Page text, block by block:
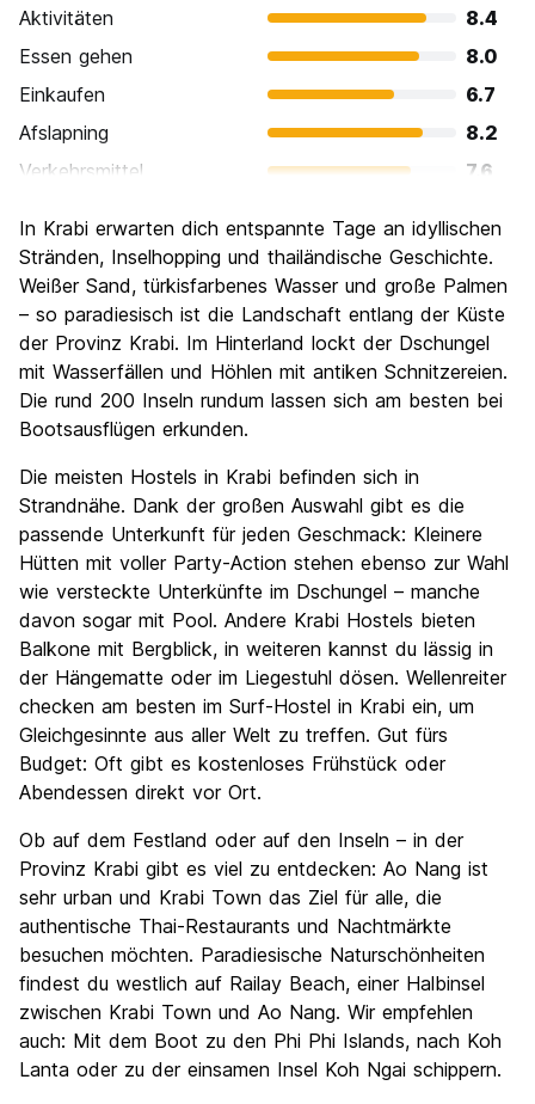
Aktivitäten
8.4
Essen gehen
8.0
Einkaufen
6.7
Afslapning
8.2
Verkehrsmittel
7.6
Kultur
6.9
Nachtleben / Party
6.4
Preis-Leistungsverhältnis
8.0
In Krabi erwarten dich entspannte Tage an idyllischen
Stränden, Inselhopping und thailändische Geschichte.
Weißer Sand, türkisfarbenes Wasser und große Palmen
– so paradiesisch ist die Landschaft entlang der Küste
der Provinz Krabi. Im Hinterland lockt der Dschungel
mit Wasserfällen und Höhlen mit antiken Schnitzereien.
Die rund 200 Inseln rundum lassen sich am besten bei
Bootsausflügen erkunden.
Die meisten Hostels in Krabi befinden sich in
Strandnähe. Dank der großen Auswahl gibt es die
passende Unterkunft für jeden Geschmack: Kleinere
Hütten mit voller Party-Action stehen ebenso zur Wahl
wie versteckte Unterkünfte im Dschungel – manche
davon sogar mit Pool. Andere Krabi Hostels bieten
Balkone mit Bergblick, in weiteren kannst du lässig in
der Hängematte oder im Liegestuhl dösen. Wellenreiter
checken am besten im Surf-Hostel in Krabi ein, um
Gleichgesinnte aus aller Welt zu treffen. Gut fürs
Budget: Oft gibt es kostenloses Frühstück oder
Abendessen direkt vor Ort.
Ob auf dem Festland oder auf den Inseln – in der
Provinz Krabi gibt es viel zu entdecken: Ao Nang ist
sehr urban und Krabi Town das Ziel für alle, die
authentische Thai-Restaurants und Nachtmärkte
besuchen möchten. Paradiesische Naturschönheiten
findest du westlich auf Railay Beach, einer Halbinsel
zwischen Krabi Town und Ao Nang. Wir empfehlen
auch: Mit dem Boot zu den Phi Phi Islands, nach Koh
Lanta oder zu der einsamen Insel Koh Ngai schippern.